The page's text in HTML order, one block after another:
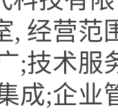
, 经营
;技术服
成;企业